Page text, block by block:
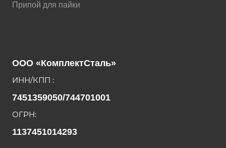
Припой для пайки
ООО «КомплектСталь»
ИНН/КПП :
7451359050/744701001
ОГРН:
1137451014293